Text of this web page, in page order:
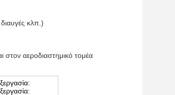
κλπ.)
στον αεροδιαστημικό τομέα